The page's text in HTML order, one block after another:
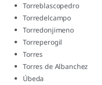
Torreblascopedro
Torredelcampo
Torredonjimeno
Torreperogil
Torres
Torres de Albanchez
Úbeda